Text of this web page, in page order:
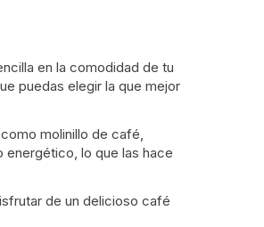
en la comodidad de tu
puedas elegir la que mejor
molinillo de café,
energético, lo que las hace
de un delicioso café